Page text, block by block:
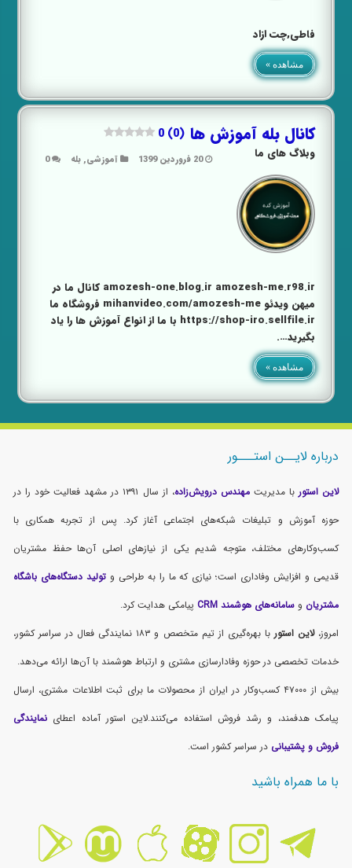
فاطی,چت ازاد
مشاهده »
کانال بله آموزش ها 0 (0)
20 فروردین 1399 آموزشی,بله 0 وبلاگ های ما
amozesh-one.blog.ir amozesh-me.r98.ir کانال ما در
میهن ویدئو mihanvideo.com/amozesh-me فروشگاه ما
https://shop-iro.sellfile.ir با ما از انواع آموزش ها را یاد
بگیرید….
مشاهده »